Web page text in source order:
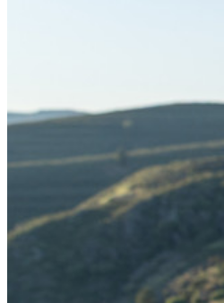
Nedladdningar
Personliga planer Toppfunktioner
Integrerad TOTP
Integrering av e-postalias